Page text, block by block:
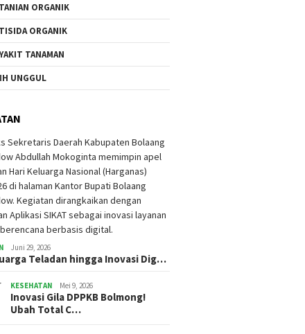
ORGANIK
ORGANIK
TANAMAN
UNGGUL
Juni 29, 2026
Teladan hingga Inovasi Dig…
KESEHATAN Mei 9, 2026
Inovasi Gila DPPKB Bolmong!
Ubah Total C…